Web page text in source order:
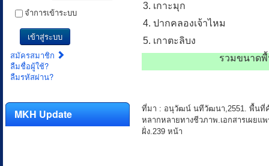
จำการเข้าระบบ
เข้าสู่ระบบ
สมัครสมาชิก
ลืมชื่อผู้ใช้?
ลืมรหัสผ่าน?
MKH Update
3. เกาะมุก
4. ปากคลองเจ้าไหม
5. เกาตะลิบง
รวมขนาด
ที่มา : อนุวัฒน์ นทีวัฒนา,2551. พื้นที่คุ้
หลากหลายทางชีวภาพ.เอกสารเผยแ
ฝั่ง.239 หน้า